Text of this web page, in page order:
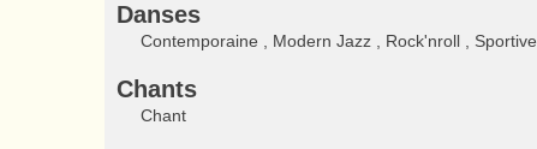
Danses
Contemporaine , Modern Jazz , Rock'nroll , Sportive
Chants
Chant